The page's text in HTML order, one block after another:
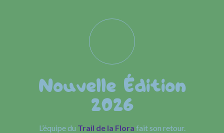
Nouvelle Édition
2026
L’équipe du Trail de la Flora fait son retour.